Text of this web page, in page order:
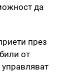
да
през
от
управляват